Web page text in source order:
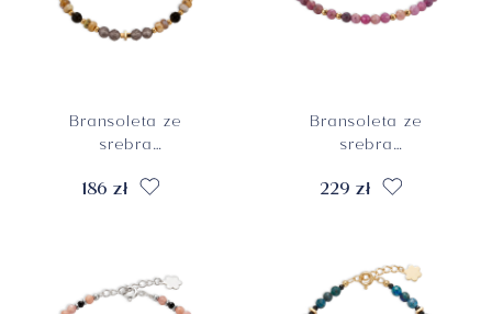
Bransoleta ze
srebra
obsydianami,
próba 925
186 zł
Bransoleta ze
srebra
rubinami, próba 925
229 zł